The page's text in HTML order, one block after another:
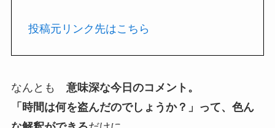
投稿元リンク先はこちら
なんとも 意味深な今日のコメント。
「時間は何を盗んだのでしょうか？」って、色ん